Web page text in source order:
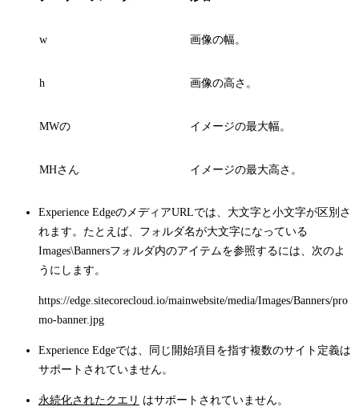
w 画像の幅。
h 画像の高さ。
MWの イメージの最大幅。
MHさん イメージの最大高さ。
Experience EdgeのメディアURLでは、大文字と小文字が区別さ
れます。たとえば、フォルダ名が大文字になっている
Images\Bannersフォルダ内のアイテムを参照するには、次のよ
うにします。
https://edge.sitecorecloud.io/mainwebsite/media/Images/Banners/pro
mo-banner.jpg
Experience Edgeでは、同じ開始項目を指す複数のサイト定義は
サポートされていません。
永続化されたクエリ はサポートされていません。